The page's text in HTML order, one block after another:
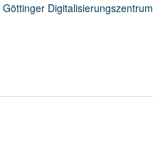
Göttinger Digitalisierungszentrum